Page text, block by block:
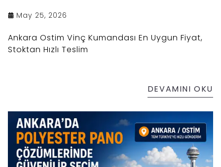
May 25, 2026
Ankara Ostim Vinç Kumandası En Uygun Fiyat,
Stoktan Hızlı Teslim
DEVAMINI OKU